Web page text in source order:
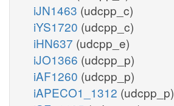
iJN1463 (udcpp_c)
iYS1720 (udcpp_c)
iHN637 (udcpp_e)
iJO1366 (udcpp_p)
iAF1260 (udcpp_p)
iAPECO1_1312 (udcpp_p)